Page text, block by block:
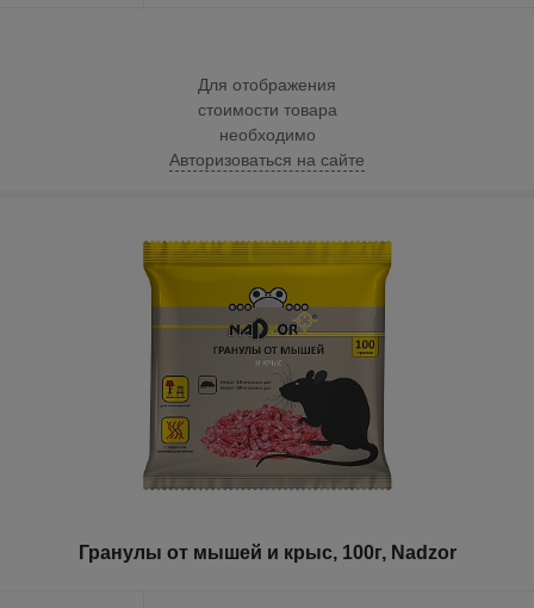
Для отображения
стоимости товара
необходимо
Авторизоваться на сайте
Гранулы от мышей и крыс, 100г, Nadzor